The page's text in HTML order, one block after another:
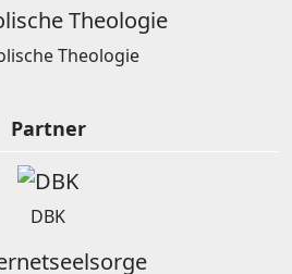
Theologie
Partner
DBK